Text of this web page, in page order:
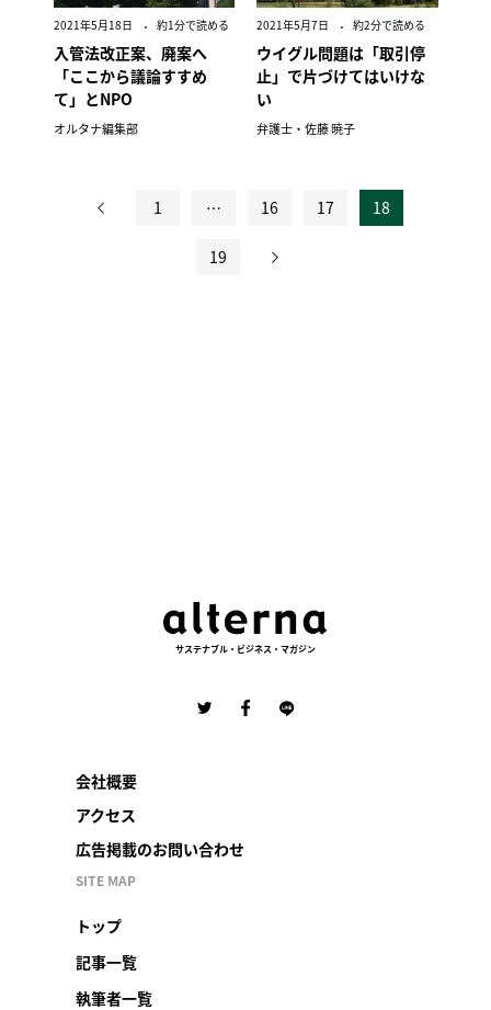
2021年5月18日 約1分で読める
入管法改正案、廃案へ
「ここから議論すすめ
て」とNPO
オルタナ編集部
2021年5月7日 約2分で読める
ウイグル問題は「取引停
止」で片づけてはいけな
い
弁護士・佐藤 暁子
1 … 16 17 18
19
サステナブル・ビジネス・マガジン
会社概要
アクセス
広告掲載のお問い合わせ
SITE MAP
トップ
記事一覧
執筆者一覧